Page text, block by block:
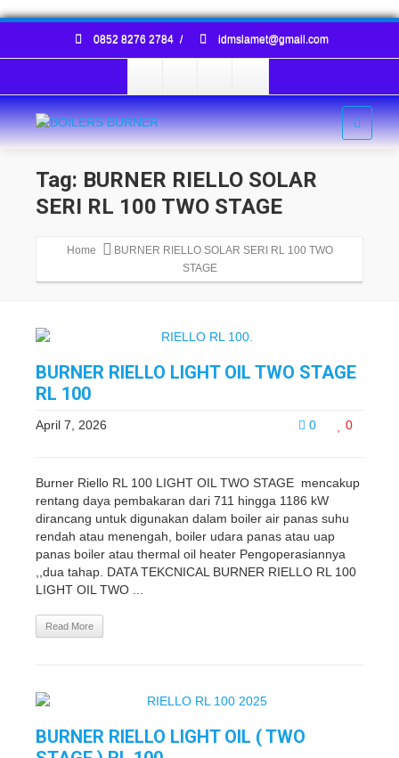
0852 8276 2784 / idmslamet@gmail.com
Tag: BURNER RIELLO SOLAR
SERI RL 100 TWO STAGE
Home
BURNER RIELLO SOLAR SERI RL 100 TWO
STAGE
BURNER RIELLO LIGHT OIL TWO STAGE
RL 100
0 0
April 7, 2026
Burner Riello RL 100 LIGHT OIL TWO STAGE mencakup
rentang daya pembakaran dari 711 hingga 1186 kW
dirancang untuk digunakan dalam boiler air panas suhu
rendah atau menengah, boiler udara panas atau uap
panas boiler atau thermal oil heater Pengoperasiannya
,,dua tahap. DATA TEKCNICAL BURNER RIELLO RL 100
LIGHT OIL TWO ...
Read More
BURNER RIELLO LIGHT OIL ( TWO